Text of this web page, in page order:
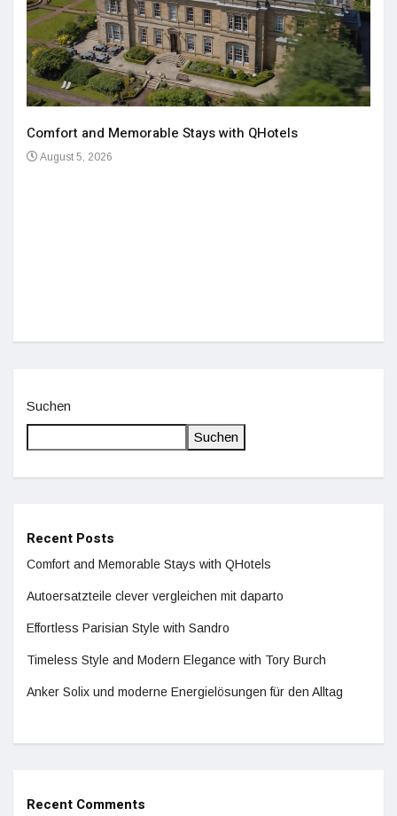
Comfort and Memorable Stays with QHotels
August 5, 2026
Suchen
Suchen
Recent Posts
Comfort and Memorable Stays with QHotels
Autoersatzteile clever vergleichen mit daparto
Effortless Parisian Style with Sandro
Timeless Style and Modern Elegance with Tory Burch
Anker Solix und moderne Energielösungen für den Alltag
Recent Comments